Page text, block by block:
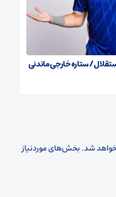
/ ستاره خارجی ماندنی
شد.بخش‌های موردنیاز